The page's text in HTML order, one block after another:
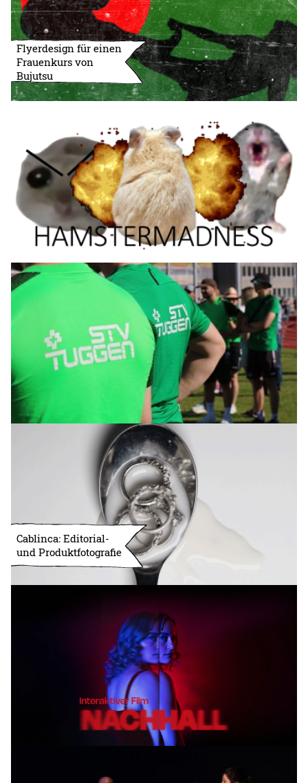
Flyerdesign für einen
Frauenkurs von
Bujutsu
Cablinca: Editorial-
und Produktfotografie